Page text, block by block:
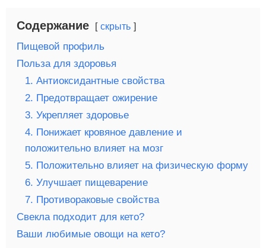
Содержание скрыть
Пищевой профиль
Польза для здоровья
1. Антиоксидантные свойства
2. Предотвращает ожирение
3. Укрепляет здоровье
4. Понижает кровяное давление и
положительно влияет на мозг
5. Положительно влияет на физическую форму
6. Улучшает пищеварение
7. Противораковые свойства
Свекла подходит для кето?
Ваши любимые овощи на кето?